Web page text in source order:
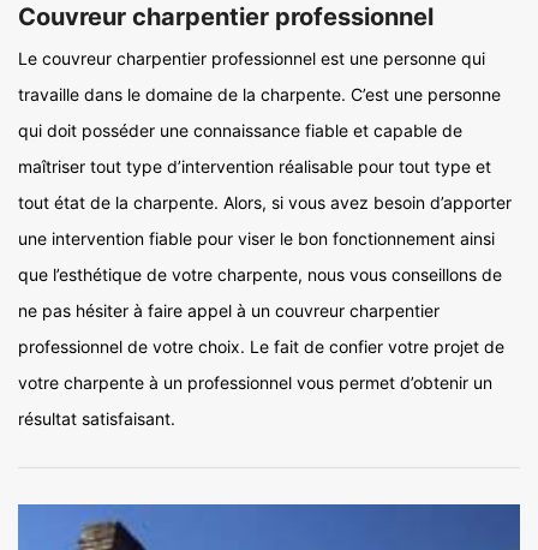
Couvreur charpentier professionnel
Le couvreur charpentier professionnel est une personne qui
travaille dans le domaine de la charpente. C’est une personne
qui doit posséder une connaissance fiable et capable de
maîtriser tout type d’intervention réalisable pour tout type et
tout état de la charpente. Alors, si vous avez besoin d’apporter
une intervention fiable pour viser le bon fonctionnement ainsi
que l’esthétique de votre charpente, nous vous conseillons de
ne pas hésiter à faire appel à un couvreur charpentier
professionnel de votre choix. Le fait de confier votre projet de
votre charpente à un professionnel vous permet d’obtenir un
résultat satisfaisant.